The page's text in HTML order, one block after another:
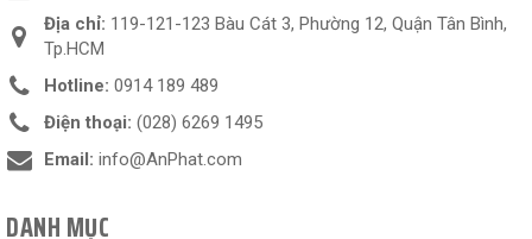
Địa chỉ: 119-121-123 Bàu Cát 3, Phường 12, Quận Tân Bình,
Tp.HCM
Hotline: 0914 189 489
Điện thoại: (028) 6269 1495
Email: info@AnPhat.com
DANH MỤC